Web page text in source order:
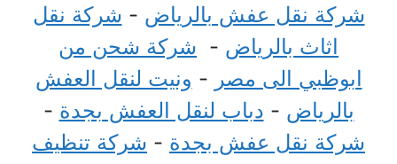
شركة نقل عفش بالرياض - شركة نقل
اثاث بالرياض - شركة شحن من
ابوظبي الى مصر - ونيت لنقل العفش
بالرياض - دباب لنقل العفش بجدة -
شركة نقل عفش بجدة - شركة تنظيف